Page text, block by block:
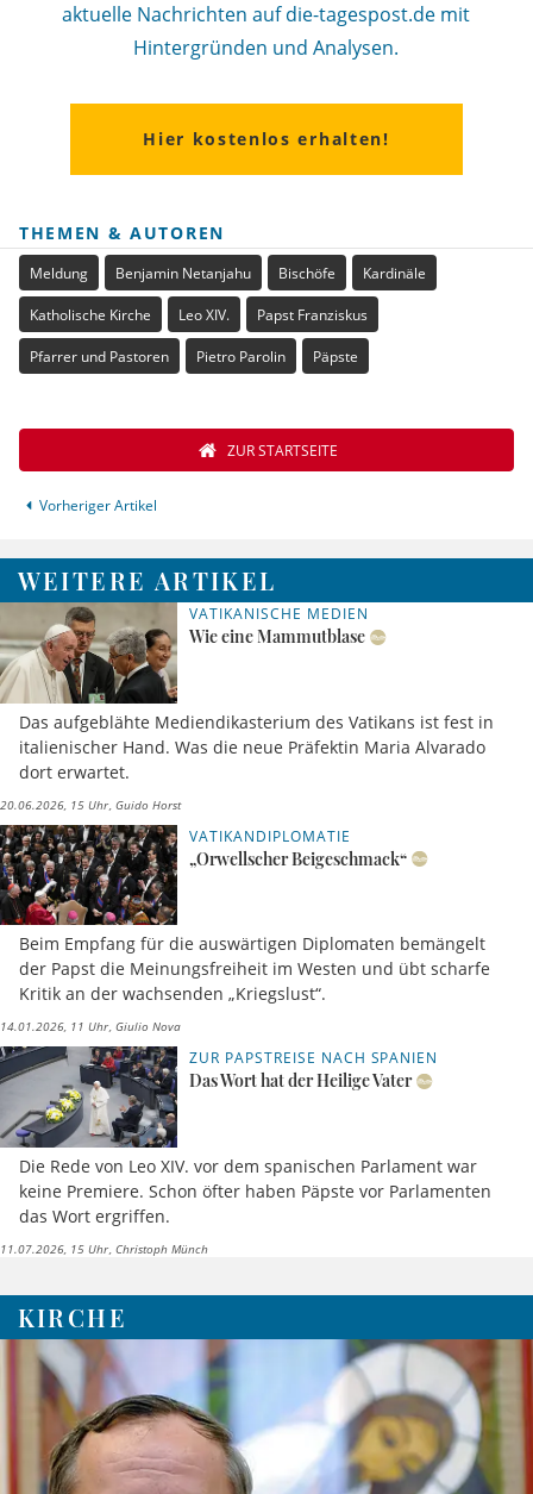
aktuelle Nachrichten auf die-tagespost.de mit
Hintergründen und Analysen.
Hier kostenlos erhalten!
THEMEN & AUTOREN
Meldung Benjamin Netanjahu Bischöfe Kardinäle
Katholische Kirche Leo XIV. Papst Franziskus
Pfarrer und Pastoren Pietro Parolin Päpste
Vorheriger Artikel
ZUR STARTSEITE
WEITERE ARTIKEL
VATIKANISCHE MEDIEN
Wie eine Mammutblase
Das aufgeblähte Mediendikasterium des Vatikans ist fest in
italienischer Hand. Was die neue Präfektin Maria Alvarado
dort erwartet.
20.06.2026, 15 Uhr Guido Horst
VATIKANDIPLOMATIE
„Orwellscher Beigeschmack“
Beim Empfang für die auswärtigen Diplomaten bemängelt
der Papst die Meinungsfreiheit im Westen und übt scharfe
Kritik an der wachsenden „Kriegslust“.
14.01.2026, 11 Uhr Giulio Nova
ZUR PAPSTREISE NACH SPANIEN
Das Wort hat der Heilige Vater
Die Rede von Leo XIV. vor dem spanischen Parlament war
keine Premiere. Schon öfter haben Päpste vor Parlamenten
das Wort ergriffen.
11.07.2026, 15 Uhr Christoph Münch
KIRCHE